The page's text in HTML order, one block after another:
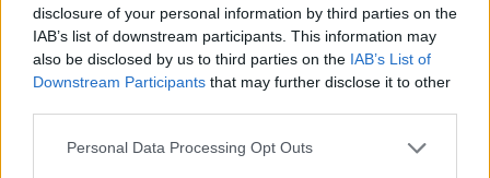
disclosure of your personal information by third parties on the
IAB’s list of downstream participants. This information may
also be disclosed by us to third parties on the IAB’s List of
Downstream Participants that may further disclose it to other
Please note that this website/app uses one or more Google
Personal Data Processing Opt Outs